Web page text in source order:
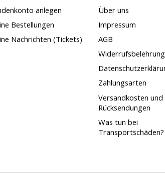
anlegen
Bestellungen
Nachrichten (Tickets)
Über uns
Impressum
AGB
Widerrufsbelehrung
Zahlungsarten
Versandkosten und
Rücksendungen
Was tun bei
Transportschäden?